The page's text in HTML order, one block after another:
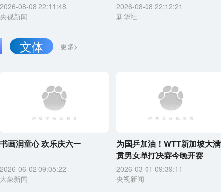
2026-08-08 22:11:48
央视新闻
2026-08-08 22:12:21
新华社
更多>
文体
书画润童心 欢乐庆六一
2026-06-02 09:05:22
大象新闻
为国乒加油！WTT新加坡大满
贯男女单打决赛今晚开赛
2026-03-01 09:39:11
央视新闻